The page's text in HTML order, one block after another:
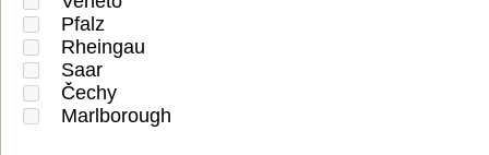
Pfalz
Rheingau
Saar
Čechy
Marlborough